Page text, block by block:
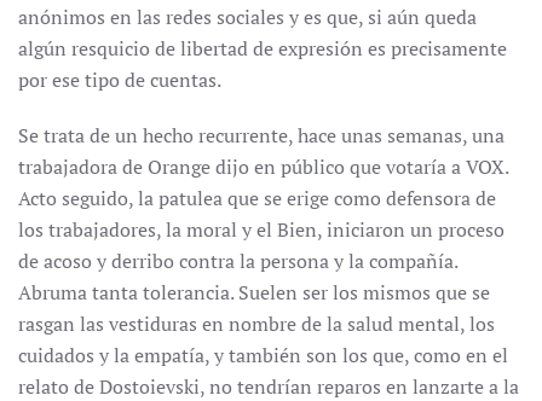
anónimos en las redes sociales y es que, si aún queda
algún resquicio de libertad de expresión es precisamente
por ese tipo de cuentas.
Se trata de un hecho recurrente, hace unas semanas, una
trabajadora de Orange dijo en público que votaría a VOX.
Acto seguido, la patulea que se erige como defensora de
los trabajadores, la moral y el Bien, iniciaron un proceso
de acoso y derribo contra la persona y la compañía.
Abruma tanta tolerancia. Suelen ser los mismos que se
rasgan las vestiduras en nombre de la salud mental, los
cuidados y la empatía, y también son los que, como en el
relato de Dostoievski, no tendrían reparos en lanzarte a la